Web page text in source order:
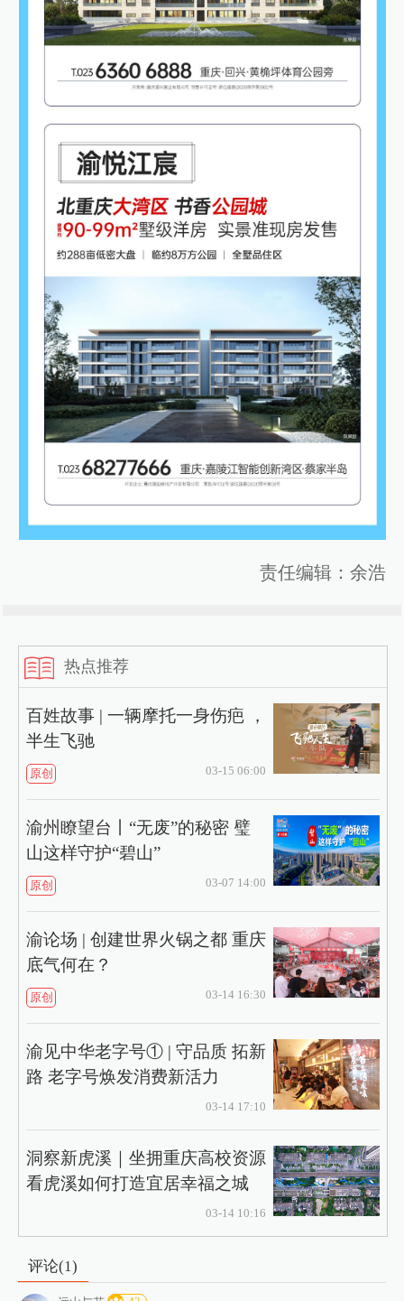
责任编辑：余浩
热点推荐
百姓故事 | 一辆摩托一身伤疤 ，
半生飞驰
原创 03-15 06:00
渝州瞭望台丨“无废”的秘密 璧
山这样守护“碧山”
原创 03-07 14:00
渝论场 | 创建世界火锅之都 重庆
底气何在？
原创 03-14 16:30
渝见中华老字号① | 守品质 拓新
路 老字号焕发消费新活力
03-14 17:10
洞察新虎溪｜坐拥重庆高校资源
看虎溪如何打造宜居幸福之城
03-14 10:16
评论(1)